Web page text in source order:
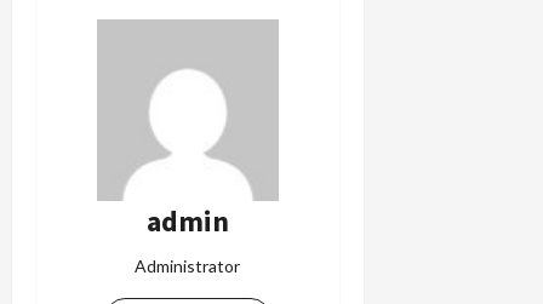
admin
Administrator